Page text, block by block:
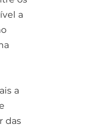
a
a
das